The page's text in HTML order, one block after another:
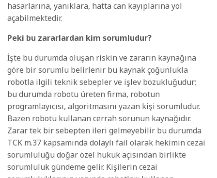
hasarlarına, yanıklara, hatta can kayıplarına yol
açabilmektedir.
Peki bu zararlardan kim sorumludur?
İşte bu durumda oluşan riskin ve zararın kaynağına
göre bir sorumlu belirlenir bu kaynak çoğunlukla
robotla ilgili teknik sebepler ve işlev bozukluğudur;
bu durumda robotu üreten firma, robotun
programlayıcısı, algoritmasını yazan kişi sorumludur.
Bazen robotu kullanan cerrah sorunun kaynağıdır.
Zarar tek bir sebepten ileri gelmeyebilir bu durumda
TCK m.37 kapsamında dolaylı fail olarak hekimin cezai
sorumluluğu doğar özel hukuk açısından birlikte
sorumluluk gündeme gelir. Kişilerin cezai